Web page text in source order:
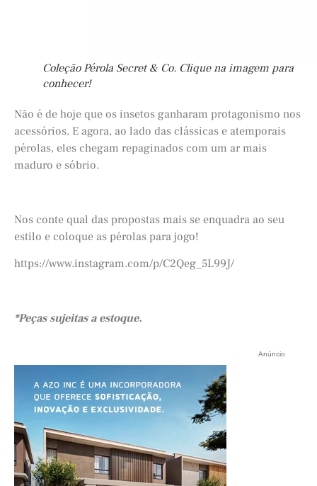
Coleção Pérola Secret & Co. Clique na imagem para
conhecer!
Não é de hoje que os insetos ganharam protagonismo nos
acessórios. E agora, ao lado das clássicas e atemporais
pérolas, eles chegam repaginados com um ar mais
maduro e sóbrio.
Nos conte qual das propostas mais se enquadra ao seu
estilo e coloque as pérolas para jogo!
https://www.instagram.com/p/C2Qeg_5L99J/
*Peças sujeitas a estoque.
Anúncio